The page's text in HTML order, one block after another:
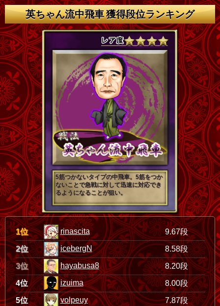
英ちゃん流中飛車 獲得段位ランキング
5筋つかないタイプの中飛車。5筋をつか
ないことで急戦に対して迅速に対応でき
るようになることが狙い。
1位 rinascita 9.67段
2位 icebergN 8.58段
3位 hayabusa8 8.20段
4位 izuima 8.00段
5位 volpeuy 7.87段